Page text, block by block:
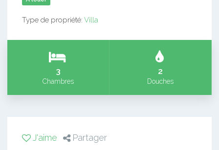
Type de propriété: Villa
3
Chambres
2
Douches
J'aime Partager